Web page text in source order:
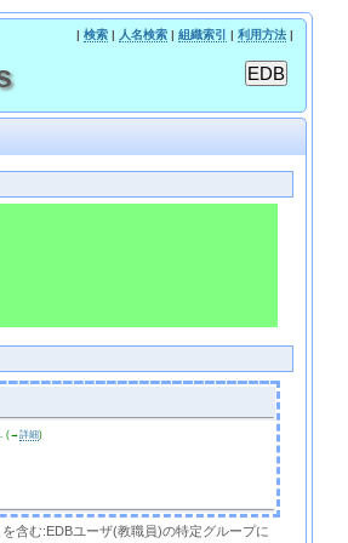
| 検索| 人名検索| 組織索引 | 利用方法|
(→詳細)
含む:EDBユーザ(教職員)の特定グループに